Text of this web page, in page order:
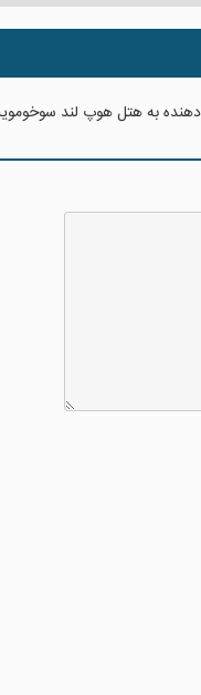
دهنده بههتل هوپ لند